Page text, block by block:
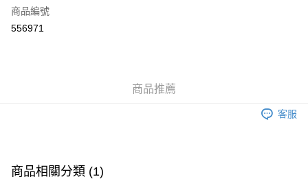
Apple Pay
付款後門市自取，訂單確認後2-4個工作天到店，7天內取。逾期後
商品編號
556971
商品推薦
客服
商品相關分類 (1)